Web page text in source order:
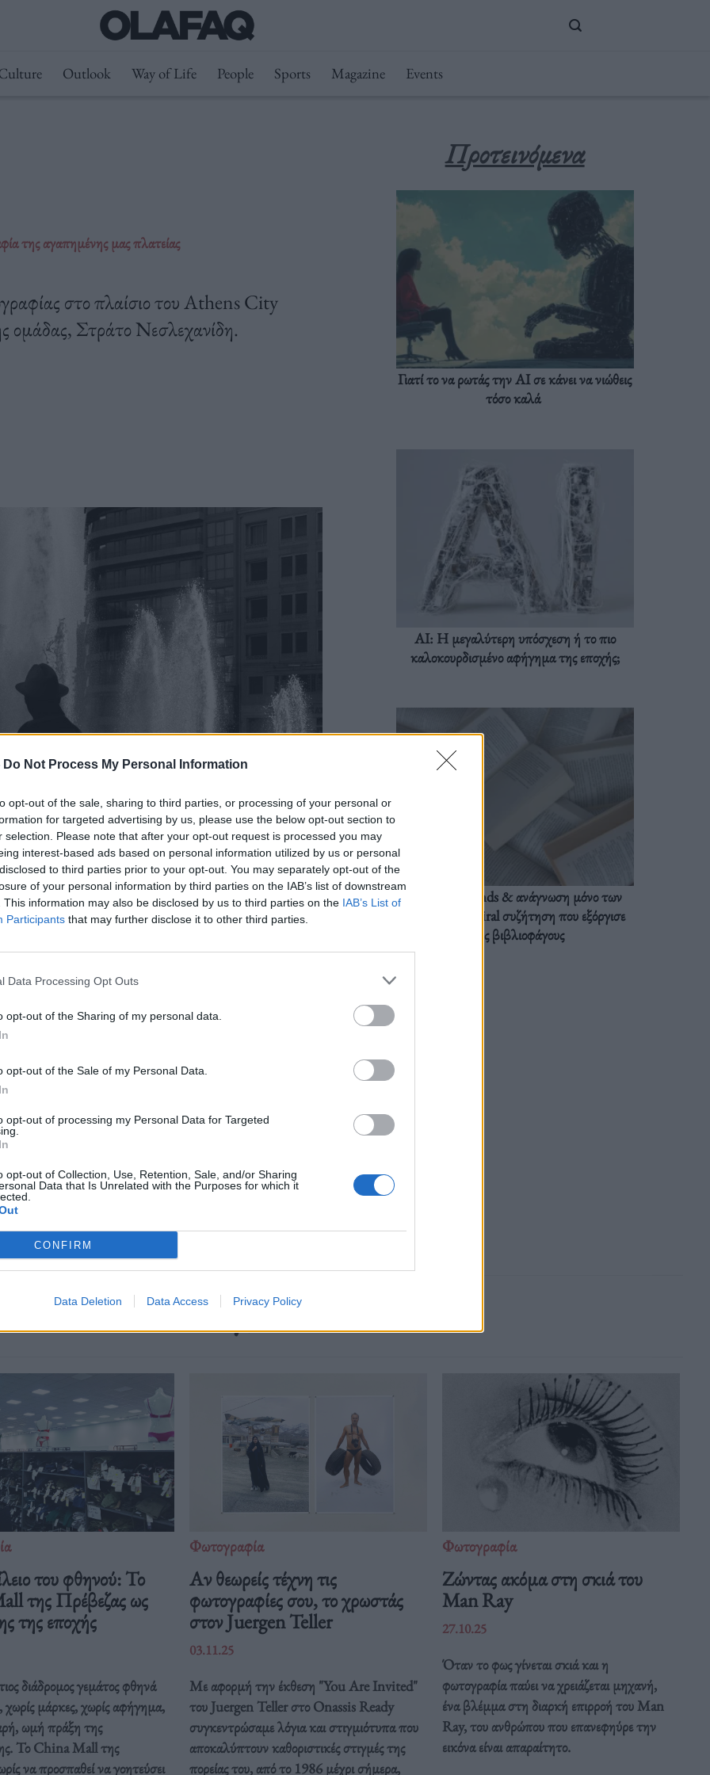
Do Not Process My Personal Information
opt-out of the sale, sharing to third parties, or processing of your personal or
for targeted advertising by us, please use the below opt-out section to
selection. Please note that after your opt-out request is processed you may
interest-based ads based on personal information utilized by us or personal
to third parties prior to your opt-out. You may separately opt-out of the
of your personal information by third parties on the IAB’s list of downstream
This information may also be disclosed by us to third parties on the IAB’s List of
Participants that may further disclose it to other third parties.
Data Processing Opt Outs
opt-out of the Sharing of my personal data.
opt-out of the Sale of my Personal Data.
opt-out of processing my Personal Data for Targeted
opt-out of Collection, Use, Retention, Sale, and/or Sharing
Data that Is Unrelated with the Purposes for which it
CONFIRM
Data Deletion Data Access Privacy Policy
Outlook Way of Life People Sports Magazine Events
της αγαπημένης μας πλατείας
στο πλαίσιο του Athens City
ομάδας, Στράτο Νεσλεχανίδη.
στο πλαίσιο του Athens City
ομάδας, Στράτο Νεσλεχανίδη.
City Festival,Ομόνοια,πλατεία ,Στράτος Νεσλεχανίδης,
Προτεινόμενα
Γιατί το να ρωτάς την AI σε κάνει να νιώθεις
τόσο καλά
AI: Η μεγαλύτερη υπόσχεση ή το πιο
καλοκουρδισμένο αφήγημα της εποχής;
BookTok trends & ανάγνωση μόνο των
διαλόγων: Η viral συζήτηση που εξόργισε
τους βιβλιοφάγους
Δείτε επίσης
του φθηνού: Το
της Πρέβεζας ως
της εποχής
διάδρομος γεμάτος φθηνά
χωρίς μάρκες, χωρίς αφήγημα,
ωμή πράξη της
Το China Mall της
να προσπαθεί να γοητεύσει
Φωτογραφία
Αν θεωρείς τέχνη τις
φωτογραφίες σου, το χρωστάς
στον Juergen Teller
03.11.25
Με αφορμή την έκθεση "You Are Invited"
του Juergen Teller στο Onassis Ready
συγκεντρώσαμε λόγια και στιγμιότυπα που
αποκαλύπτουν καθοριστικές στιγμές της
πορείας του, από το 1986 μέχρι σήμερα,
Φωτογραφία
Ζώντας ακόμα στη σκιά του
Man Ray
27.10.25
Όταν το φως γίνεται σκιά και η
φωτογραφία παύει να χρειάζεται μηχανή,
ένα βλέμμα στη διαρκή επιρροή του Man
Ray, του ανθρώπου που επανεφηύρε την
εικόνα είναι απαραίτητο.